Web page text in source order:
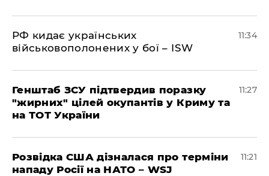
РФ кидає українських
військовополонених у бої – ISW
11:34
Генштаб ЗСУ підтвердив поразку
"жирних" цілей окупантів у Криму та
на ТОТ України
11:27
Розвідка США дізналася про терміни
нападу Росії на НАТО – WSJ
11:21